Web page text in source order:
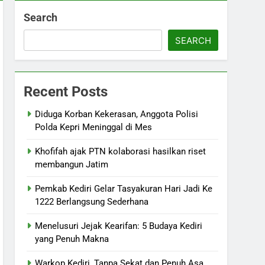
Search
SEARCH
Recent Posts
Diduga Korban Kekerasan, Anggota Polisi
Polda Kepri Meninggal di Mes
Khofifah ajak PTN kolaborasi hasilkan riset
membangun Jatim
Pemkab Kediri Gelar Tasyakuran Hari Jadi Ke
1222 Berlangsung Sederhana
Menelusuri Jejak Kearifan: 5 Budaya Kediri
yang Penuh Makna